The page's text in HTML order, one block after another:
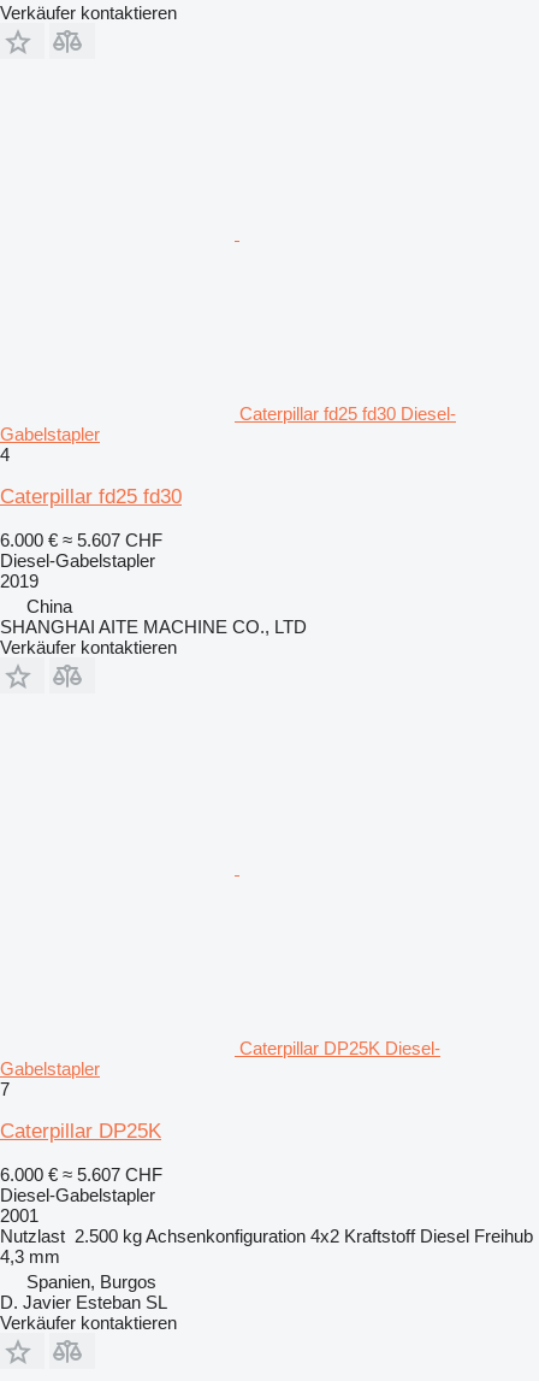
Verkäufer kontaktieren
Caterpillar fd25 fd30 Diesel-
Gabelstapler
4
Caterpillar fd25 fd30
6.000 € ≈ 5.607 CHF
Diesel-Gabelstapler
2019
China
SHANGHAI AITE MACHINE CO., LTD
Verkäufer kontaktieren
Caterpillar DP25K Diesel-
Gabelstapler
7
Caterpillar DP25K
6.000 € ≈ 5.607 CHF
Diesel-Gabelstapler
2001
Nutzlast 2.500 kgAchsenkonfiguration 4x2 Kraftstoff Diesel Freihub
4,3 mm
Spanien, Burgos
D. Javier Esteban SL
Verkäufer kontaktieren